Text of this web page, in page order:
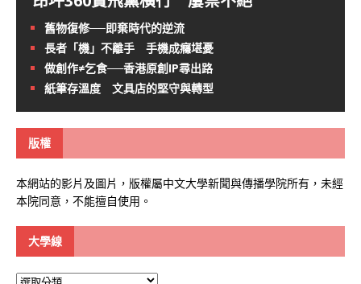
舊物復修──即棄時代的逆流
長者「機」不離手 手機成癮堪憂
做創作≠乞食──香港原創IP尋出路
紙筆存溫度 文具店的堅守與轉型
版權
本網站的影片及圖片，版權屬中文大學新聞與傳播學院所有，未經
本院同意，不能擅自使用。
大學線
大